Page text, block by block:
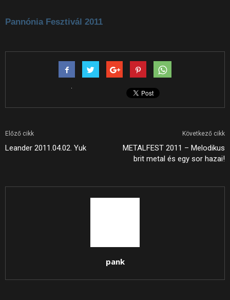
Pannónia Fesztivál 2011
Előző cikk
Leander 2011.04.02. Yuk
Következő cikk
METALFEST 2011 – Melodikus
brit metal és egy sor hazai!
pank